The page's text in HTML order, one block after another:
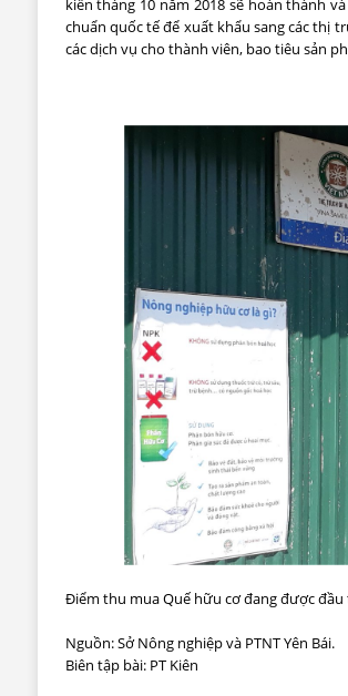
kiến tháng 10 năm 2018 sẽ hoàn thành
chuẩn quốc tế để xuất khẩu sang các thị
các dịch vụ cho thành viên, bao tiêu sản
Điểm thu mua Quế hữu cơ đang được
Nguồn: Sở Nông nghiệp và PTNT Yên Bái.
Biên tập bài: PT Kiên